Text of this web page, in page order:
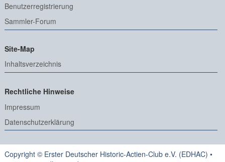
Benutzerregistrierung
Sammler-Forum
Site-Map
Inhaltsverzeichnis
Rechtliche Hinweise
Impressum
Datenschutzerklärung
Copyright © Erster Deutscher Historic-Actien-Club e.V. (EDHAC) •